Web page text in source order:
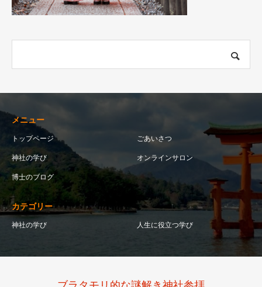
メニュー
トップページ ごあいさつ
神社の学び オンラインサロン
博士のブログ
カテゴリー
神社の学び 人生に役立つ学び